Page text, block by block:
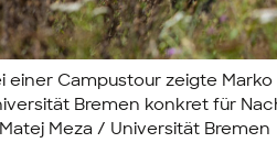
einer Campustour zeigte
Bremen konkret für
Meza / Universität Bremen